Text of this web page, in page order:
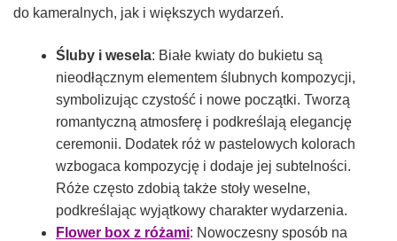
do kameralnych, jak i większych wydarzeń.
Śluby i wesela: Białe kwiaty do bukietu są
nieodłącznym elementem ślubnych kompozycji,
symbolizując czystość i nowe początki. Tworzą
romantyczną atmosferę i podkreślają elegancję
ceremonii. Dodatek róż w pastelowych kolorach
wzbogaca kompozycję i dodaje jej subtelności.
Róże często zdobią także stoły weselne,
podkreślając wyjątkowy charakter wydarzenia.
Flower box z różami: Nowoczesny sposób na